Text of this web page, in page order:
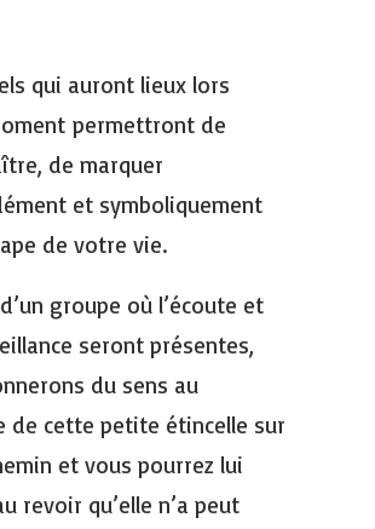
qui auront lieux lors
permettront de
de marquer
et symboliquement
de votre vie.
groupe où l’écoute et
seront présentes,
du sens au
de cette petite étincelle sur
et vous pourrez lui
revoir qu’elle n’a peut